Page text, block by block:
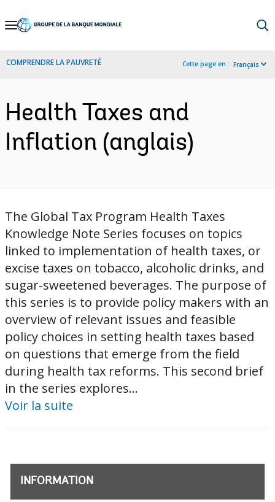
Skip
Navigation
COMPRENDRE LA PAUVRETÉ Cette page en : Français
Health Taxes and
Inflation (anglais)
The Global Tax Program Health Taxes
Knowledge Note Series focuses on topics
linked to implementation of health taxes, or
excise taxes on tobacco, alcoholic drinks, and
sugar-sweetened beverages. The purpose of
this series is to provide policy makers with an
overview of relevant issues and feasible
policy choices in setting health taxes based
on questions that emerge from the field
during health tax reforms. This second brief
in the series explores...
Voir la suite
INFORMATION